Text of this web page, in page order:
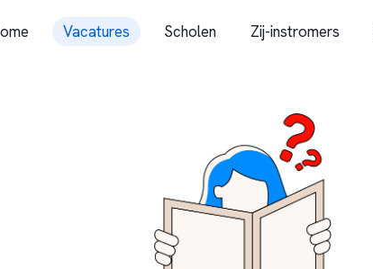
Vacatures Scholen Zij-instromers